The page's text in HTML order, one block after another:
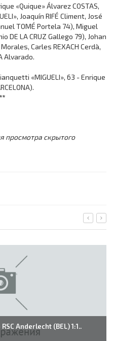
«Quique» Álvarez COSTAS,
Joaquín RIFÉ Climent, José
TOMÉ Portela 74), Miguel
DE LA CRUZ Gallego 79), Johan
Carles REXACH Cerdà,
Alvarado.
«MIGUELI», 63 - Enrique
просмотра скрытого
Anderlecht (BEL) 1:1..